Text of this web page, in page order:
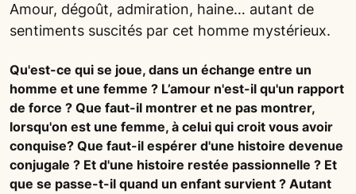
Amour, dégoût, admiration, haine… autant de
sentiments suscités par cet homme mystérieux.
Qu'est-ce qui se joue, dans un échange entre un
homme et une femme ? L’amour n'est-il qu'un rapport
de force ? Que faut-il montrer et ne pas montrer,
lorsqu'on est une femme, à celui qui croit vous avoir
conquise? Que faut-il espérer d'une histoire devenue
conjugale ? Et d'une histoire restée passionnelle ? Et
que se passe-t-il quand un enfant survient ? Autant